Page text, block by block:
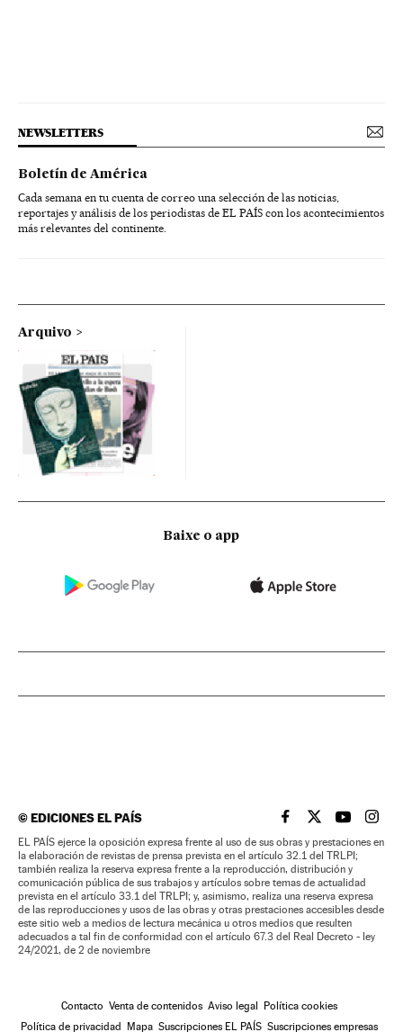
NEWSLETTERS
Boletín de América
Cada semana en tu cuenta de correo una selección de las noticias,
reportajes y análisis de los periodistas de EL PAÍS con los acontecimientos
más relevantes del continente.
Arquivo
Baixe o app
©EDICIONES EL PAÍS EL PAÍS BRASIL EN
EL PAÍSEL PAÍS
EL
EL PAÍS ejerce la oposición expresa frente al uso de sus obras y prestaciones en
la elaboración de revistas de prensa prevista en el artículo 32.1 del TRLPI;
también realiza la reserva expresa frente a la reproducción, distribución y
comunicación pública de sus trabajos y artículos sobre temas de actualidad
prevista en el artículo 33.1 del TRLPI; y, asimismo, realiza una reserva expresa
de las reproducciones y usos de las obras y otras prestaciones accesibles desde
este sitio web a medios de lectura mecánica u otros medios que resulten
adecuados a tal fin de conformidad con el artículo 67.3 del Real Decreto - ley
24/2021, de 2 de noviembre
Contacto Venta de contenidos Aviso legal
Política cookies
Política de privacidad
Mapa Suscripciones EL PAÍS Suscripciones empresas